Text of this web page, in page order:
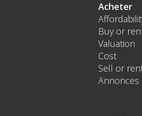
Acheter
Buy or
Valuation
Cost
Sell or
Annonces